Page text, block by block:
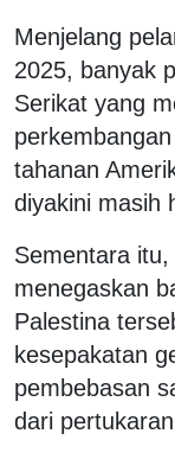
Menjelang
2025, banyak
Serikat yang
tahanan
diyakini masih
Sementara
menegaskan
Palestina
kesepakatan
pembebasan
dari